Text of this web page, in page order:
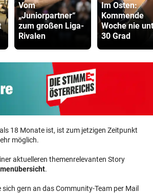
Vom
„Juniorpartner“
zum großen Liga-
Rivalen
Im Osten:
Kommende
Woche nie
30 Grad
18 Monate ist, ist zum jetzigen Zeitpunkt
möglich.
aktuelleren themenrelevanten Story
.
sich gern an das Community-Team per Mail